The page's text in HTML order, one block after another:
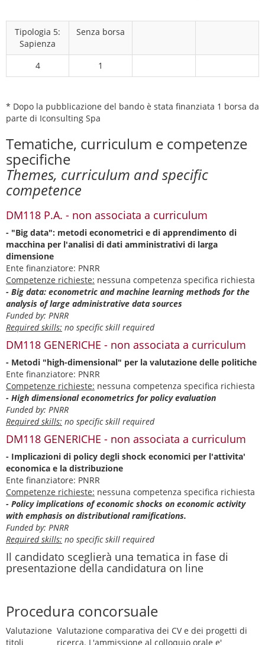
Tipologia 5:
Sapienza
Senza borsa
4 1
* Dopo la pubblicazione del bando è stata finanziata 1 borsa da
parte di Iconsulting Spa
Tematiche, curriculum e competenze
specifiche
Themes, curriculum and specific
competence
DM118 P.A. - non associata a curriculum
- "Big data": metodi econometrici e di apprendimento di
macchina per l'analisi di dati amministrativi di larga
dimensione
Ente finanziatore: PNRR
Competenze richieste: nessuna competenza specifica richiesta
- Big data: econometric and machine learning methods for the
analysis of large administrative data sources
Funded by: PNRR
Required skills: no specific skill required
DM118 GENERICHE - non associata a curriculum
- Metodi "high-dimensional" per la valutazione delle politiche
Ente finanziatore: PNRR
Competenze richieste: nessuna competenza specifica richiesta
- High dimensional econometrics for policy evaluation
Funded by: PNRR
Required skills: no specific skill required
DM118 GENERICHE - non associata a curriculum
- Implicazioni di policy degli shock economici per l'attivita'
economica e la distribuzione
Ente finanziatore: PNRR
Competenze richieste: nessuna competenza specifica richiesta
- Policy implications of economic shocks on economic activity
with emphasis on distributional ramifications.
Funded by: PNRR
Required skills: no specific skill required
Il candidato sceglierà una tematica in fase di
presentazione della candidatura on line
Procedura concorsuale
Valutazione
titoli
Valutazione comparativa dei CV e dei progetti di
ricerca. L'ammissione al colloquio orale e'